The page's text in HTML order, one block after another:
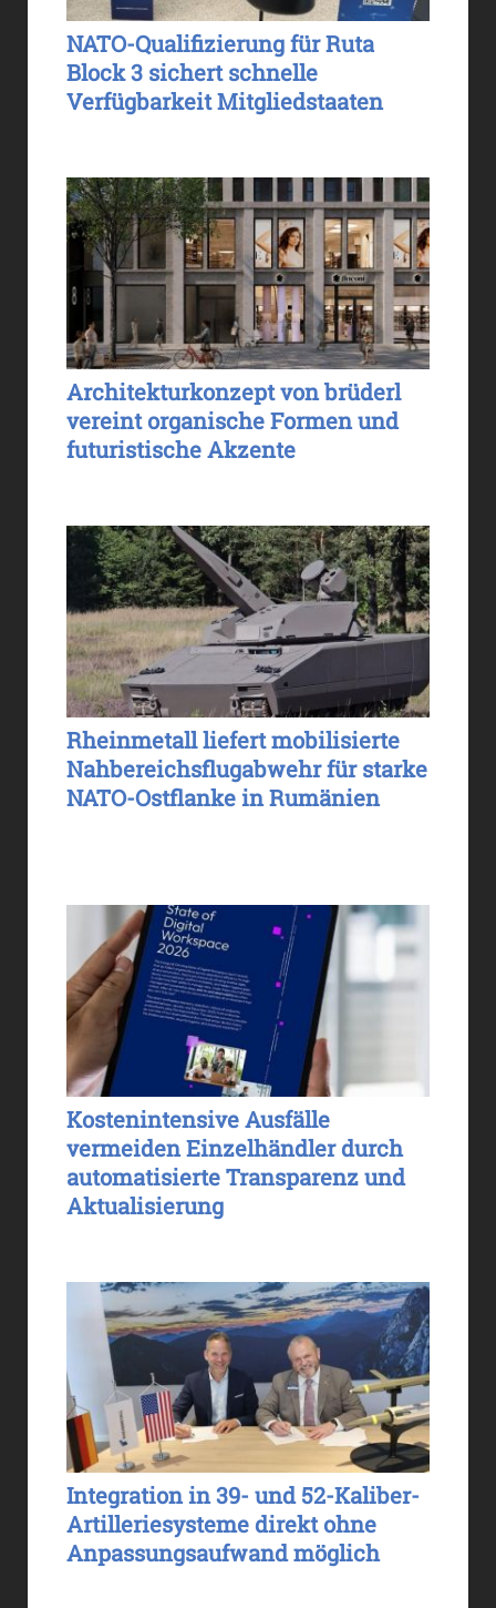
NATO-Qualifizierung für Ruta
Block 3 sichert schnelle
Verfügbarkeit Mitgliedstaaten
Architekturkonzept von brüderl
vereint organische Formen und
futuristische Akzente
Rheinmetall liefert mobilisierte
Nahbereichsflugabwehr für starke
NATO-Ostflanke in Rumänien
Kostenintensive Ausfälle
vermeiden Einzelhändler durch
automatisierte Transparenz und
Aktualisierung
Integration in 39- und 52-Kaliber-
Artilleriesysteme direkt ohne
Anpassungsaufwand möglich